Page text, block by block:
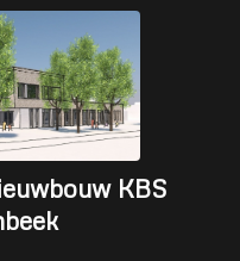
KBS